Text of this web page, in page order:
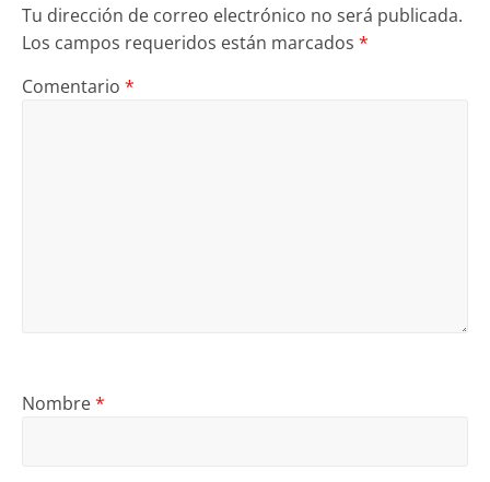
Tu dirección de correo electrónico no será publicada.
Los campos requeridos están marcados *
Comentario *
Nombre*